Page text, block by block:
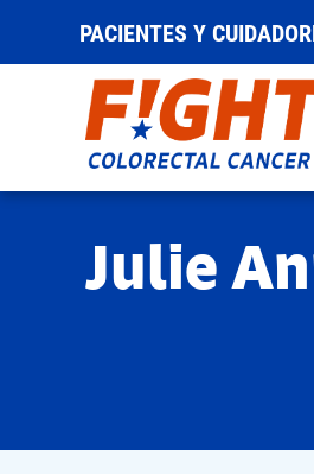
contenido
PACIENTES Y
Julie